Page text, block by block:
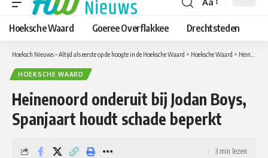
Lettergrootte
aanpassen
Hoeksche Waard Goeree Overflakkee Drechtsteden
Hoeksch Nieuws – Altijd als eerste op de hoogte in de Hoeksche Waard > Hoeksche Waard > Heinenoord onderuit bij Jodan Boys, Spanjaart houdt schade beperkt
HOEKSCHE WAARD
Heinenoord onderuit bij Jodan Boys,
Spanjaart houdt schade beperkt
3 min lezen